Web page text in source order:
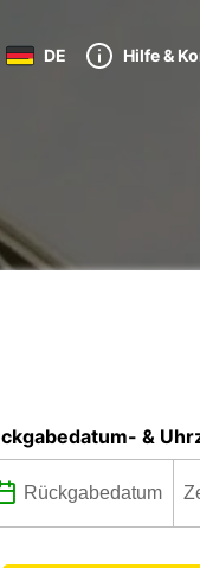
DE Hilfe &
&